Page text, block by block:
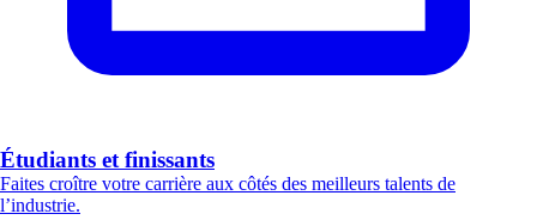
Étudiants et finissants
Faites croître votre carrière aux côtés des meilleurs talents de
l’industrie.